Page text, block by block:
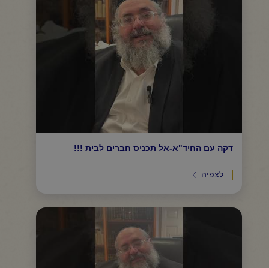
דקה עם החיד"א-אל תכניס חברים לבית !!!
לצפיה